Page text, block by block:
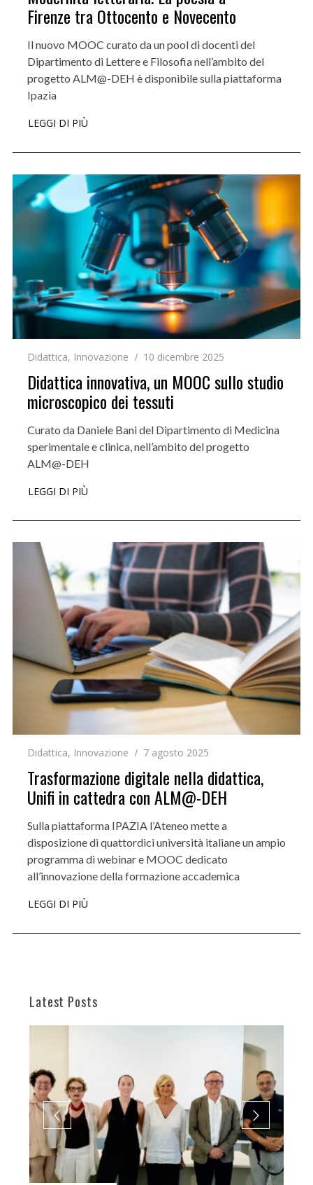
Firenze tra Ottocento e Novecento
Il nuovo MOOC curato da un pool di docenti del
Dipartimento di Lettere e Filosofia nell’ambito del
progetto ALM@-DEH è disponibile sulla piattaforma
Ipazia
LEGGI DI PIÙ
Didattica, Innovazione 10 dicembre 2025
Didattica innovativa, un MOOC sullo studio
microscopico dei tessuti
Curato da Daniele Bani del Dipartimento di Medicina
sperimentale e clinica, nell’ambito del progetto
ALM@-DEH
LEGGI DI PIÙ
Didattica, Innovazione 7 agosto 2025
Trasformazione digitale nella didattica,
Unifi in cattedra con ALM@-DEH
Sulla piattaforma IPAZIA l’Ateneo mette a
disposizione di quattordici università italiane un ampio
programma di webinar e MOOC dedicato
all’innovazione della formazione accademica
LEGGI DI PIÙ
Latest Posts